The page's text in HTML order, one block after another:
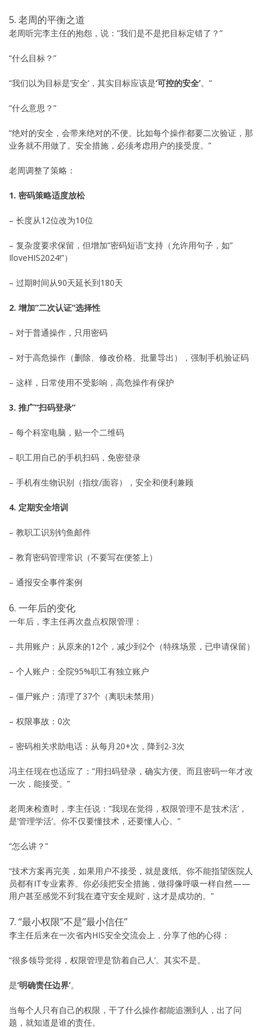
5. 老周的平衡之道
老周听完李主任的抱怨，说：”我们是不是把目标定错了？”
“什么目标？”
“我们以为目标是’安全’，其实目标应该是‘可控的安全’。”
“什么意思？”
“绝对的安全，会带来绝对的不便。比如每个操作都要二次验证，那
业务就不用做了。安全措施，必须考虑用户的接受度。”
老周调整了策略：
1. 密码策略适度放松
– 长度从12位改为10位
– 复杂度要求保留，但增加”密码短语”支持（允许用句子，如”
IloveHIS2024!”）
– 过期时间从90天延长到180天
2. 增加”二次认证”选择性
– 对于普通操作，只用密码
– 对于高危操作（删除、修改价格、批量导出），强制手机验证码
– 这样，日常使用不受影响，高危操作有保护
3. 推广”扫码登录”
– 每个科室电脑，贴一个二维码
– 职工用自己的手机扫码，免密登录
– 手机有生物识别（指纹/面容），安全和便利兼顾
4. 定期安全培训
– 教职工识别钓鱼邮件
– 教育密码管理常识（不要写在便签上）
– 通报安全事件案例
6. 一年后的变化
一年后，李主任再次盘点权限管理：
– 共用账户：从原来的12个，减少到2个（特殊场景，已申请保留）
– 个人账户：全院95%职工有独立账户
– 僵尸账户：清理了37个（离职未禁用）
– 权限事故：0次
– 密码相关求助电话：从每月20+次，降到2-3次
冯主任现在也适应了：”用扫码登录，确实方便。而且密码一年才改
一次，能接受。”
老周来检查时，李主任说：”我现在觉得，权限管理不是’技术活’，
是’管理学活’。你不仅要懂技术，还要懂人心。”
“怎么讲？”
“技术方案再完美，如果用户不接受，就是废纸。你不能指望医院人
员都有IT专业素养。你必须把安全措施，做得像呼吸一样自然——
用户甚至感觉不到’我在遵守安全规则’，这才是成功的。”
7. “最小权限”不是”最小信任”
李主任后来在一次省内HIS安全交流会上，分享了他的心得：
“很多领导觉得，权限管理是’防着自己人’。其实不是。
是‘明确责任边界’。
当每个人只有自己的权限，干了什么操作都能追溯到人，出了问
题，就知道是谁的责任。